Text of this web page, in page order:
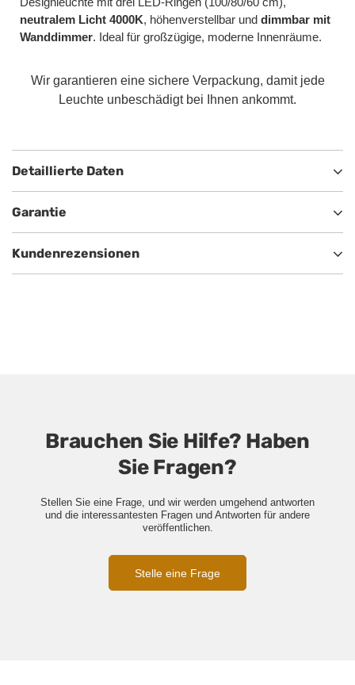
neutralem Licht 4000K, höhenverstellbar und dimmbar mit
Wanddimmer. Ideal für großzügige, moderne Innenräume.
Wir garantieren eine sichere Verpackung, damit jede
Leuchte unbeschädigt bei Ihnen ankommt.
Detaillierte Daten
Garantie
Kundenrezensionen
Brauchen Sie Hilfe? Haben
Sie Fragen?
Stellen Sie eine Frage, und wir werden umgehend antworten
und die interessantesten Fragen und Antworten für andere
veröffentlichen.
Stelle eine Frage